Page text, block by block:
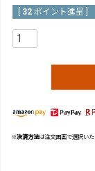
32 ポイント進呈 ]
※決済方法は注文画面で選択い